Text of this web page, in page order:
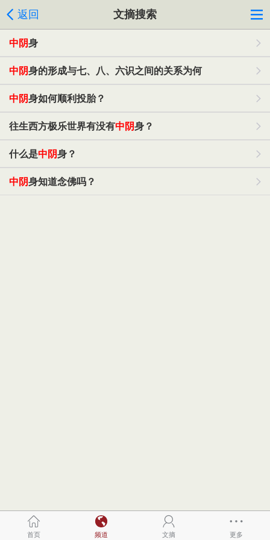
返回 文摘搜索
中阴身
中阴身的形成与七、八、六识之间的关系为何
中阴身如何顺利投胎？
往生西方极乐世界有没有中阴身？
什么是中阴身？
中阴身知道念佛吗？
首页 频道 文摘 更多